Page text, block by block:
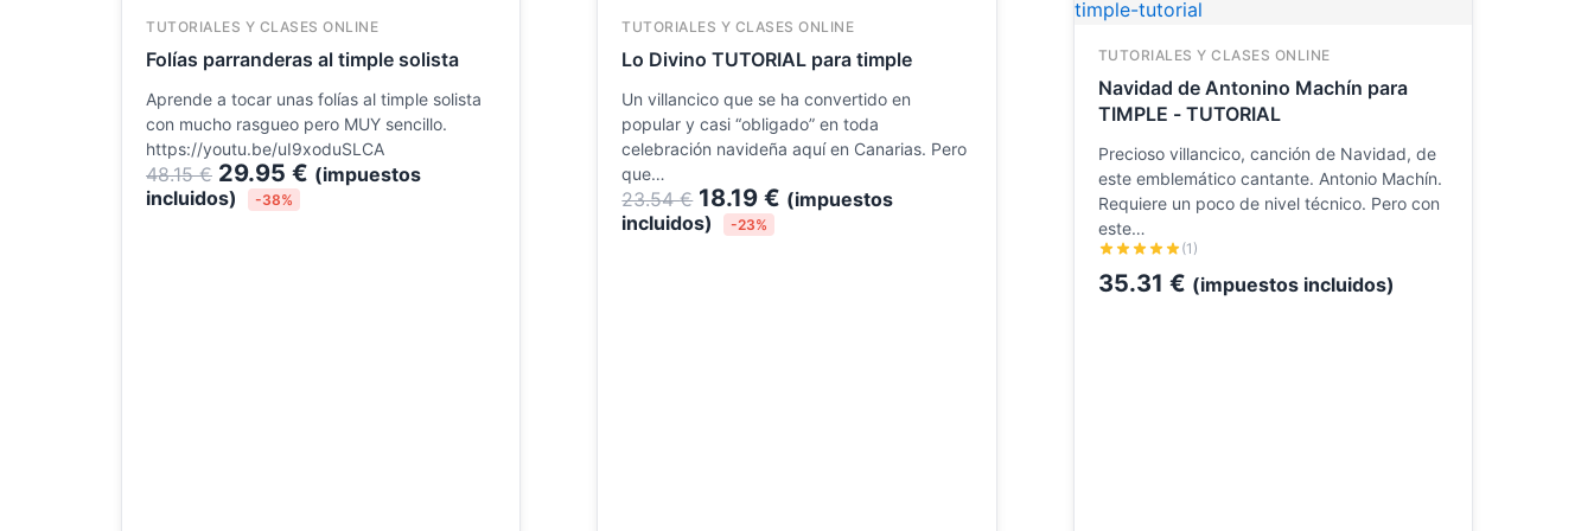
TUTORIALES Y CLASES ONLINE
Folías parranderas al timple solista
Aprende a tocar unas folías al timple solista
con mucho rasgueo pero MUY sencillo.
https://youtu.be/uI9xoduSLCA
48.15€
original
48.15 €.
29.95 €
actual
es:
29.95 €.
(impuestos
incluidos)
-38%
TUTORIALES Y CLASES ONLINE
Lo Divino TUTORIAL para timple
Un villancico que se ha convertido en
popular y casi “obligado” en toda
celebración navideña aquí en Canarias. Pero
que…
23.54€
original
era:
23.54 €.
18.19€
actual
es:
18.19 €.
(impuestos
incluidos)
-23%
TUTORIALES Y CLASES ONLINE
Navidad de Antonino Machín para
TIMPLE - TUTORIAL
Precioso villancico, canción de Navidad, de
este emblemático cantante. Antonio Machín.
Requiere un poco de nivel técnico. Pero con
este…
(1)
35.31 € (impuestos incluidos)